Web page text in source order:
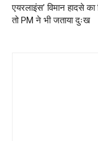
एयरलाइंस’ विमान हादसे
तो PM ने भी जताया दुःख